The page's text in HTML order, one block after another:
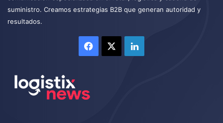
suministro. Creamos estrategias B2B que generan autoridad y
resultados.
Facebook LinkedIn